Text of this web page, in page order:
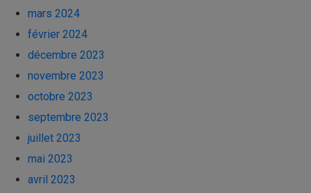
mars 2024
février 2024
décembre 2023
novembre 2023
octobre 2023
septembre 2023
juillet 2023
mai 2023
avril 2023